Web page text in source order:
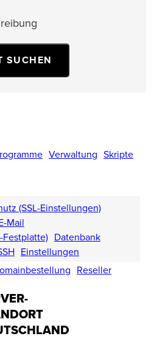
SUCHEN
Verwaltung Skripte
(SSL-Einstellungen)
Mail
Festplatte) Datenbank
Einstellungen
Reseller